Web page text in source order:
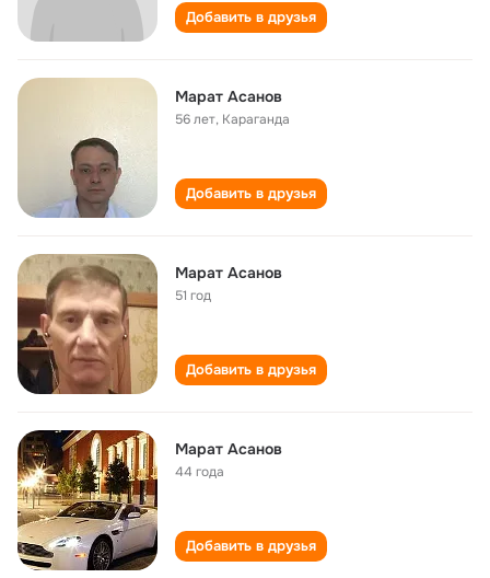
Добавить в друзья
Марат Асанов
56 лет, Караганда
Добавить в друзья
Марат Асанов
51 год
Добавить в друзья
Марат Асанов
44 года
Добавить в друзья